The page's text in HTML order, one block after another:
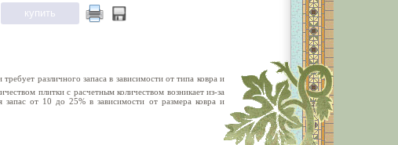
различного запаса в зависимости от типа ковра и
плитки с расчетным количеством возникает из-за
запас от 10 до 25% в зависимости от размера ковра и